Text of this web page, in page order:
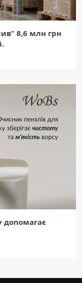
8,6 млн грн
допомагає